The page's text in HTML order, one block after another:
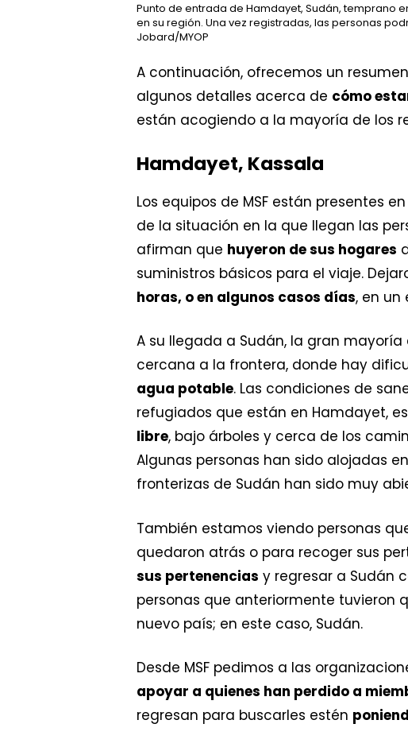
Punto de entrada de Hamdayet, Sudán, temprano
en su región. Una vez registradas, las personas
Jobard/MYOP
A continuación, ofrecemos un
algunos detalles acerca de cómo
están acogiendo a la mayoría de los
Hamdayet, Kassala
Los equipos de MSF están presentes
de la situación en la que llegan las
afirman que huyeron de sus hogares
suministros básicos para el viaje.
horas, o en algunos casos días, en un
A su llegada a Sudán, la gran
cercana a la frontera, donde hay
agua potable. Las condiciones de
refugiados que están en Hamdayet,
libre, bajo árboles y cerca de los
Algunas personas han sido alojadas
fronterizas de Sudán han sido muy
También estamos viendo personas
quedaron atrás o para recoger sus
sus pertenencias y regresar a Sudán
personas que anteriormente tuvieron
nuevo país; en este caso, Sudán.
Desde MSF pedimos a las
apoyar a quienes han perdido a
regresan para buscarles estén